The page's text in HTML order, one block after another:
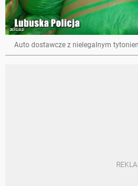
Auto dostawcze z nielegalnym